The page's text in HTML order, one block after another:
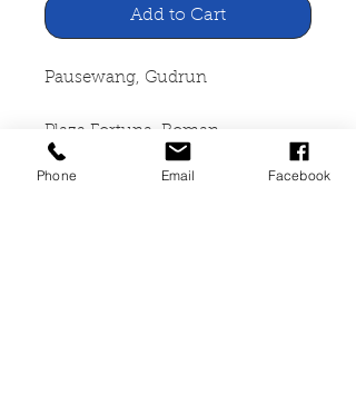
Add to Cart
Pausewang, Gudrun
Plaza Fortuna. Roman
Fischer Verlag, Frankfurt 1969
Phone Email Facebook